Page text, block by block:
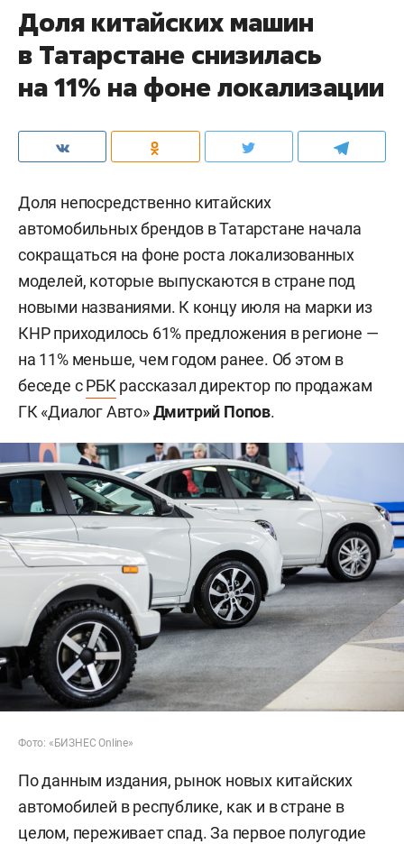
Доля китайских машин
в Татарстане снизилась
на 11% на фоне локализации
Доля непосредственно китайских
автомобильных брендов в Татарстане начала
сокращаться на фоне роста локализованных
моделей, которые выпускаются в стране под
новыми названиями. К концу июля на марки из
КНР приходилось 61% предложения в регионе —
на 11% меньше, чем годом ранее. Об этом в
беседе сРБК рассказал директор по продажам
ГК «Диалог Авто»Дмитрий Попов.
Фото: «БИЗНЕС Online»
По данным издания, рынок новых китайских
автомобилей в республике, как и в стране в
целом, переживает спад. За первое полугодие